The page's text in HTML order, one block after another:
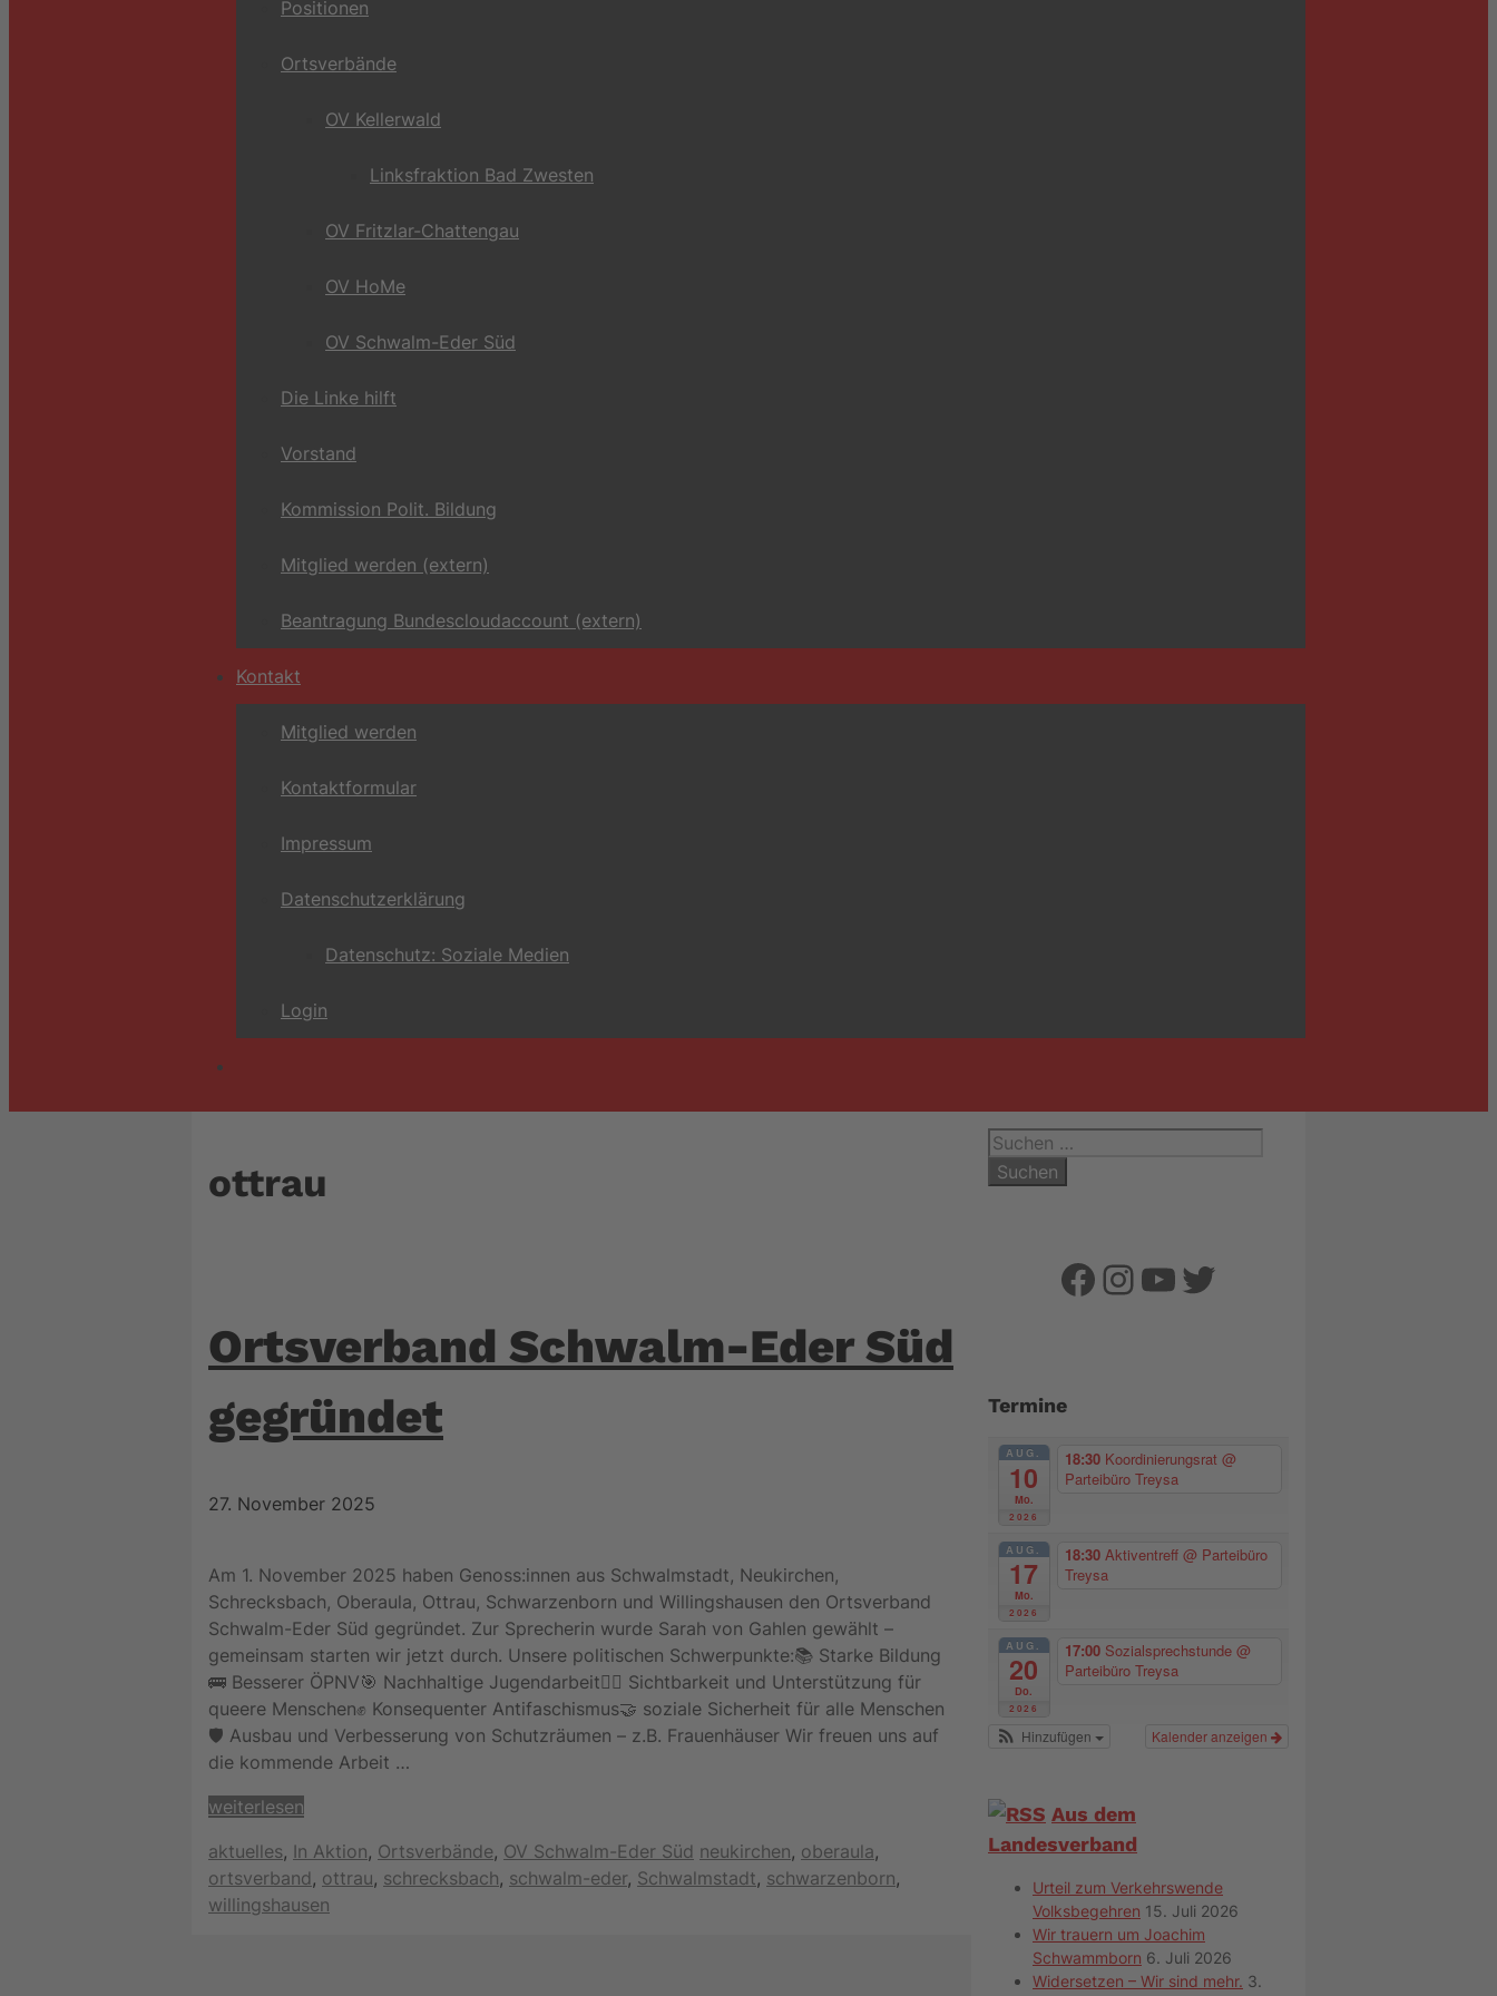
Positionen
Ortsverbände
OV Kellerwald
Linksfraktion Bad Zwesten
OV Fritzlar-Chattengau
OV HoMe
OV Schwalm-Eder Süd
Die Linke hilft
Vorstand
Kommission Polit. Bildung
Mitglied werden (extern)
Beantragung Bundescloudaccount (extern)
Kontakt
Mitglied werden
Kontaktformular
Impressum
Datenschutzerklärung
Datenschutz: Soziale Medien
Login
ottrau
Ortsverband Schwalm-Eder Süd
gegründet
27. November 2025
Am 1. November 2025 haben Genoss:innen aus Schwalmstadt, Neukirchen,
Schrecksbach, Oberaula, Ottrau, Schwarzenborn und Willingshausen den Ortsverband
Schwalm-Eder Süd gegründet. Zur Sprecherin wurde Sarah von Gahlen gewählt –
gemeinsam starten wir jetzt durch. Unsere politischen Schwerpunkte:📚 Starke Bildung
🚌 Besserer ÖPNV🎯 Nachhaltige Jugendarbeit🏳️‍🌈 Sichtbarkeit und Unterstützung für
queere Menschen✊ Konsequenter Antifaschismus🤝 soziale Sicherheit für alle Menschen
🛡️ Ausbau und Verbesserung von Schutzräumen – z.B. Frauenhäuser Wir freuen uns auf
die kommende Arbeit …
weiterlesen
Kategorien
aktuelles, In Aktion, Ortsverbände, OV Schwalm-Eder Süd Schlagwörter
neukirchen, oberaula,
ortsverband, ottrau, schrecksbach, schwalm-eder, Schwalmstadt, schwarzenborn,
willingshausen
Suchen
nach:
Facebook
Instagram
YouTube
Twitter
Termine
AUG.
10
Mo.
2026
18:30 Koordinierungsrat @
Parteibüro Treysa
AUG.
17
Mo.
2026
18:30 Aktiventreff @ Parteibüro
Treysa
AUG.
20
Do.
2026
17:00 Sozialsprechstunde @
Parteibüro Treysa
Kalender anzeigen
Hinzufügen
Aus dem
Landesverband
Urteil zum Verkehrswende
Volksbegehren 15. Juli 2026
Wir trauern um Joachim
Schwammborn 6. Juli 2026
Widersetzen – Wir sind mehr. 3.